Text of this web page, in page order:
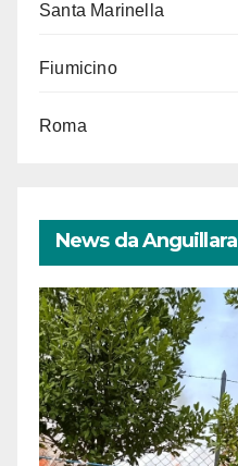
Santa Marinella
Fiumicino
Roma
News da Anguillara